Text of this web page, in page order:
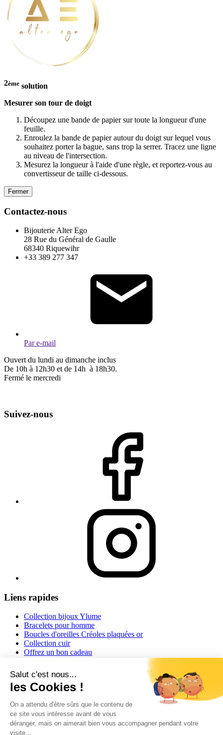
2ème solution
Mesurer son tour de doigt
Découpez une bande de papier sur toute la longueur d'une
feuille.
Enroulez la bande de papier autour du doigt sur lequel vous
souhaitez porter la bague, sans trop la serrer. Tracez une ligne
au niveau de l'intersection.
Mesurez la longueur à l'aide d'une règle, et reportez-vous au
convertisseur de taille ci-dessous.
Fermer
Contactez-nous
Bijouterie Alter Ego
28 Rue du Général de Gaulle
68340 Riquewihr
+33 389 277 347
Par e-mail
Ouvert du lundi au dimanche inclus
De 10h à 12h30 et de 14h à 18h30.
Fermé le mercredi
Suivez-nous
Liens rapides
Collection bijoux Ylume
Bracelets pour homme
Boucles d'oreilles Créoles plaquées or
Collection cuir
Offrez un bon cadeau
Informations
Conditions générales de vente
Mentions légales
Conseils et astuces
Informations livraisons
Retour ou échange